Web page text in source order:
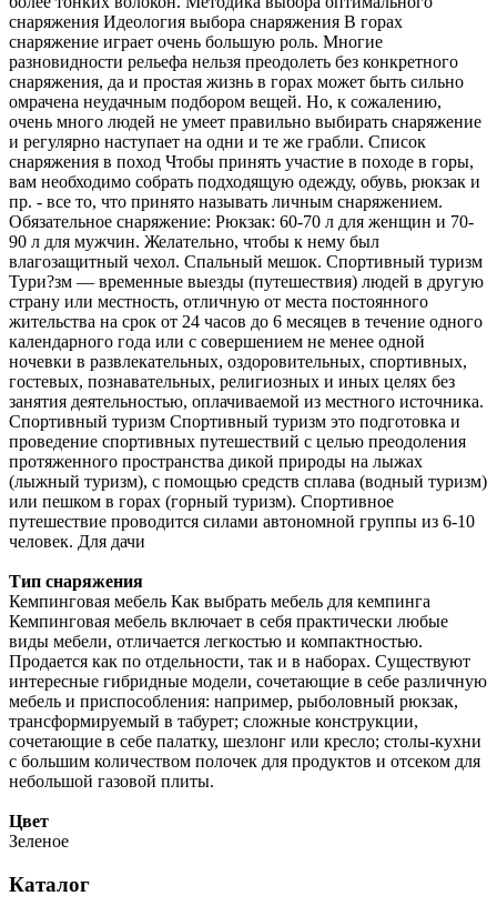
снаряжения Идеология выбора снаряжения В горах
снаряжение играет очень большую роль. Многие
разновидности рельефа нельзя преодолеть без конкретного
снаряжения, да и простая жизнь в горах может быть сильно
омрачена неудачным подбором вещей. Но, к сожалению,
очень много людей не умеет правильно выбирать снаряжение
и регулярно наступает на одни и те же грабли. Список
снаряжения в поход Чтобы принять участие в походе в горы,
вам необходимо собрать подходящую одежду, обувь, рюкзак и
пр. - все то, что принято называть личным снаряжением.
Обязательное снаряжение: Рюкзак: 60-70 л для женщин и 70-
90 л для мужчин. Желательно, чтобы к нему был
влагозащитный чехол. Спальный мешок. Спортивный туризм
Тури?зм — временные выезды (путешествия) людей в другую
страну или местность, отличную от места постоянного
жительства на срок от 24 часов до 6 месяцев в течение одного
календарного года или с совершением не менее одной
ночевки в развлекательных, оздоровительных, спортивных,
гостевых, познавательных, религиозных и иных целях без
занятия деятельностью, оплачиваемой из местного источника.
Спортивный туризм Спортивный туризм это подготовка и
проведение спортивных путешествий с целью преодоления
протяженного пространства дикой природы на лыжах
(лыжный туризм), с помощью средств сплава (водный туризм)
или пешком в горах (горный туризм). Спортивное
путешествие проводится силами автономной группы из 6-10
человек. Для дачи
Тип снаряжения
Кемпинговая мебель Как выбрать мебель для кемпинга
Кемпинговая мебель включает в себя практически любые
виды мебели, отличается легкостью и компактностью.
Продается как по отдельности, так и в наборах. Существуют
интересные гибридные модели, сочетающие в себе различную
мебель и приспособления: например, рыболовный рюкзак,
трансформируемый в табурет; сложные конструкции,
сочетающие в себе палатку, шезлонг или кресло; столы-кухни
с большим количеством полочек для продуктов и отсеком для
небольшой газовой плиты.
Цвет
Зеленое
Каталог